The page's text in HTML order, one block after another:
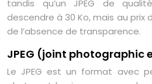
tandis qu’un JPEG de
descendre à 30 Ko, mais au prix
de l’absence de transparence.
JPEG (joint photographic
Le JPEG est un format avec